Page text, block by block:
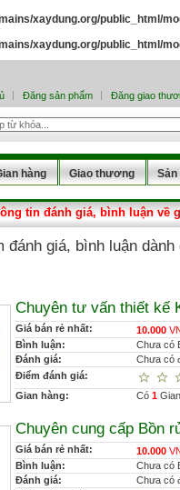
xaydung.org/public_html/
xaydung.org/public_html/
Đăng sản phẩm Đăng giao
hàng Giao thương Sản
tin đánh giá, bình luận về
giá, bình luận dành
Chuyên tư vấn thiết kế
Giá bán rẻ nhất: 10.000
Bình luận:
Chưa có
Đánh giá:
Chưa có
Điểm đánh giá:
Gian hàng:
Có 1
Chuyên cung cấp Bồn
Giá bán rẻ nhất: 10.000
Bình luận:
Chưa có
Đánh giá:
Chưa có